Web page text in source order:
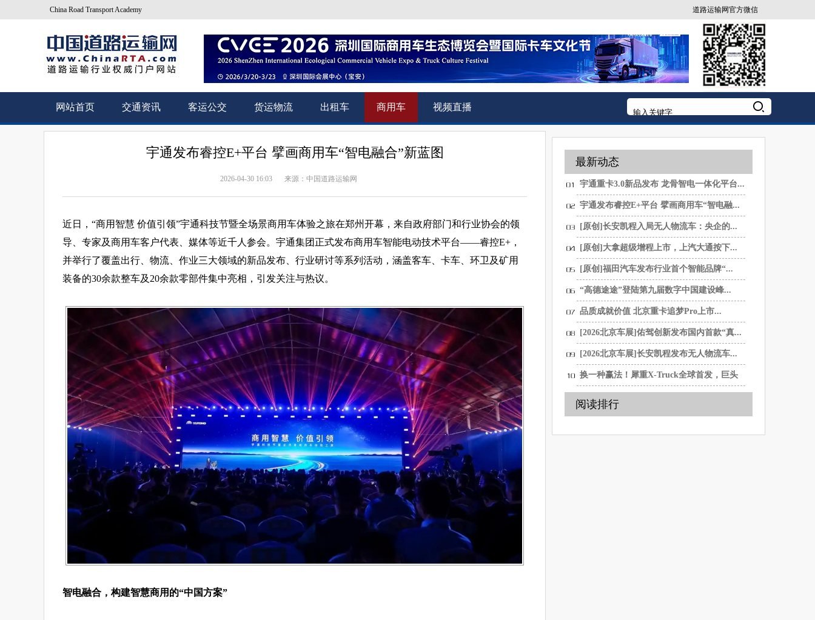
China Road Transport Academy 道路运输网官方微信
网站首页 交通资讯 客运公交 货运物流 出租车 商用车 视频直播
宇通发布睿控E+平台 擘画商用车“智电融合”新蓝图
2026-04-30 16:03 来源：中国道路运输网
近日，“商用智慧 价值引领”宇通科技节暨全场景商用车体验之旅在郑州开幕，来自政府部门和行业协会的领
导、专家及商用车客户代表、媒体等近千人参会。宇通集团正式发布商用车智能电动技术平台——睿控E+，
并举行了覆盖出行、物流、作业三大领域的新品发布、行业研讨等系列活动，涵盖客车、卡车、环卫及矿用
装备的30余款整车及20余款零部件集中亮相，引发关注与热议。
智电融合，构建智慧商用的“中国方案”
最新动态
宇通重卡3.0新品发布 龙骨智电一体化平台...
宇通发布睿控E+平台 擘画商用车“智电融...
[原创]长安凯程入局无人物流车：央企的...
[原创]大拿超级增程上市，上汽大通按下...
[原创]福田汽车发布行业首个智能品牌“...
“高德途途”登陆第九届数字中国建设峰...
品质成就价值 北京重卡追梦Pro上市...
[2026北京车展]佑驾创新发布国内首款“真...
[2026北京车展]长安凯程发布无人物流车...
换一种赢法！犀重X-Truck全球首发，巨头
阅读排行